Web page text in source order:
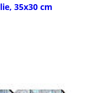
35x30 cm